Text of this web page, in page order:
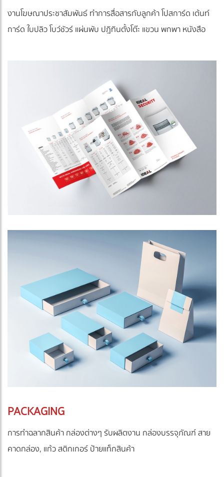
งานโฆษณาประชาสัมพันธ์ ทำการสื่อสารกับลูกค้า โปสการ์ด เต้นท์
การ์ด ใบปลิว โบว์ชัวร์ แผ่นพับ ปฎิทินตั้งโต๊ะ แขวน พกพา หนังสือ
PACKAGING
การทำฉลากสินค้า กล่องต่างๆ รับผลิตงาน กล่องบรรจุภัณฑ์ สาย
คาดกล่อง, แก้ว สติกเกอร์ ป้ายแท็กสินค้า